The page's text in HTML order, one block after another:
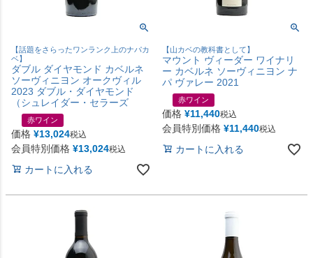
【話題をさらったワンランク上のナパカ
ベ】
ダブル ダイヤモンド カベルネ
ソーヴィニヨン オークヴィル
2023 ダブル・ダイヤモンド
（シュレイダー・セラーズ
赤ワイン
価格 ¥13,024税込
会員特別価格 ¥13,024税込
カートに入れる
【山カベの教科書として】
マウント ヴィーダー ワイナリ
ー カベルネ ソーヴィニヨン ナ
パ ヴァレー 2021
赤ワイン
価格 ¥11,440税込
会員特別価格 ¥11,440税込
カートに入れる